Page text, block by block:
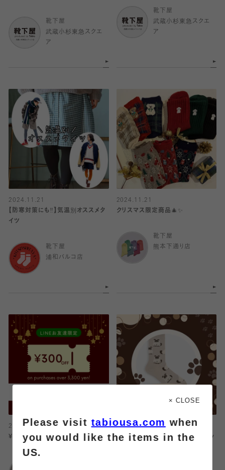
靴下屋
武蔵小杉東急スクエ
ア
靴下屋
武蔵小杉東急スクエ
ア
2024.11.21
【防寒対策にも‼︎】気温別オススメタ
イツ
靴下屋
浦和パルコ店
2024.11.21
クリスマス限定商品🎄✨
靴下屋
熊本下通り店
2024.11.21
¥3,300以上の購入で¥300OFF!!!
2024.11.20
【どうぶつ】かわいい〜！キャットソッ
× CLOSE
Please visittabiousa.com when
you would like the items in the
US.